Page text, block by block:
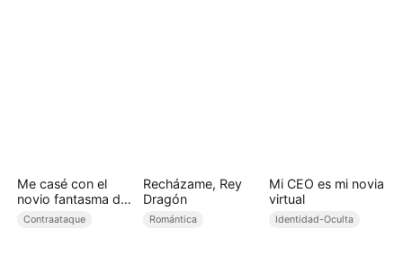
Me casé con el
novio fantasma de
mi hermana
Contraataque
Recházame, Rey
Dragón
Romántica
Mi CEO es mi novia
virtual
Identidad-Oculta